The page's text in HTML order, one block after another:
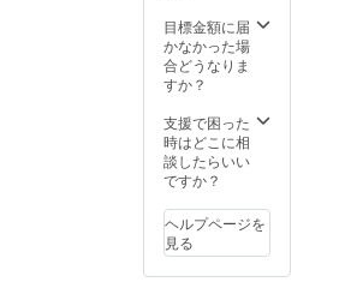
Ｒコー
ドの作
成はこ
ちらの
ページ
から無
料でで
きま
（必ず
自分の
ところ
へアク
目標金額に届
かなかった場
合どうなりま
すか？
支援で困った
時はどこに相
談したらいい
ですか？
ヘルプページを
見る